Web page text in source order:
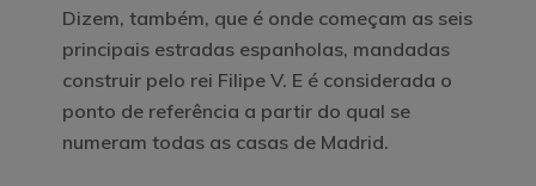
Dizem, também, que é onde começam as seis
principais estradas espanholas, mandadas
construir pelo rei Filipe V. E é considerada o
ponto de referência a partir do qual se
numeram todas as casas de Madrid.